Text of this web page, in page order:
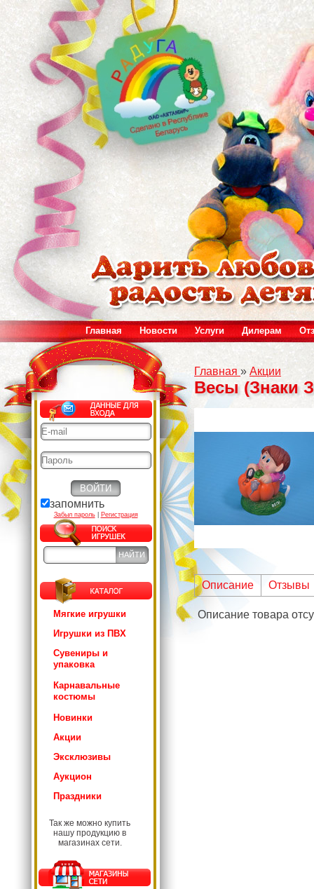
Главная Новости Услуги Дилерам
запомнить
Забыл пароль| Регистрация
Мягкие игрушки
Игрушки из ПВХ
Сувениры и
упаковка
Карнавальные
костюмы
Новинки
Акции
Эксклюзивы
Аукцион
Праздники
Так же можно купить
нашу продукцию в
магазинах сети.
Главная » Акции
Весы (Знаки
Описание Отзывы
Описание товара